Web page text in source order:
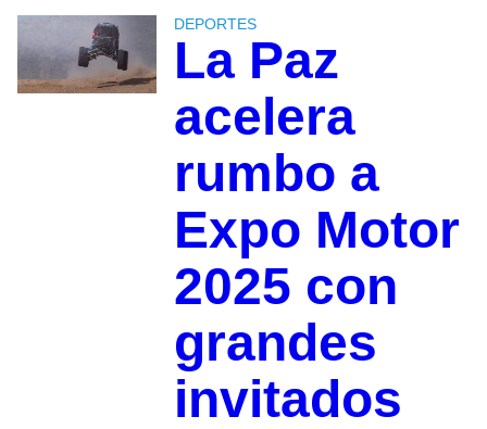
DEPORTES
La Paz
acelera
rumbo a
Expo Motor
2025 con
grandes
invitados